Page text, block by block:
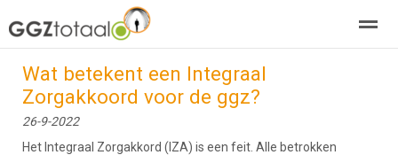
over GGZTotaal abonneren agenda
Home Nieuws Zoeken Pagina's
Wat betekent een Integraal
Zorgakkoord voor de ggz?
26-9-2022
Het Integraal Zorgakkord (IZA) is een feit. Alle betrokken